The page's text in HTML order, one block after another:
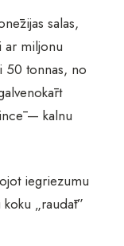
salas,
ar miljonu
50 tonnas, no
— kalnu
iegriezumu
„raudāt”